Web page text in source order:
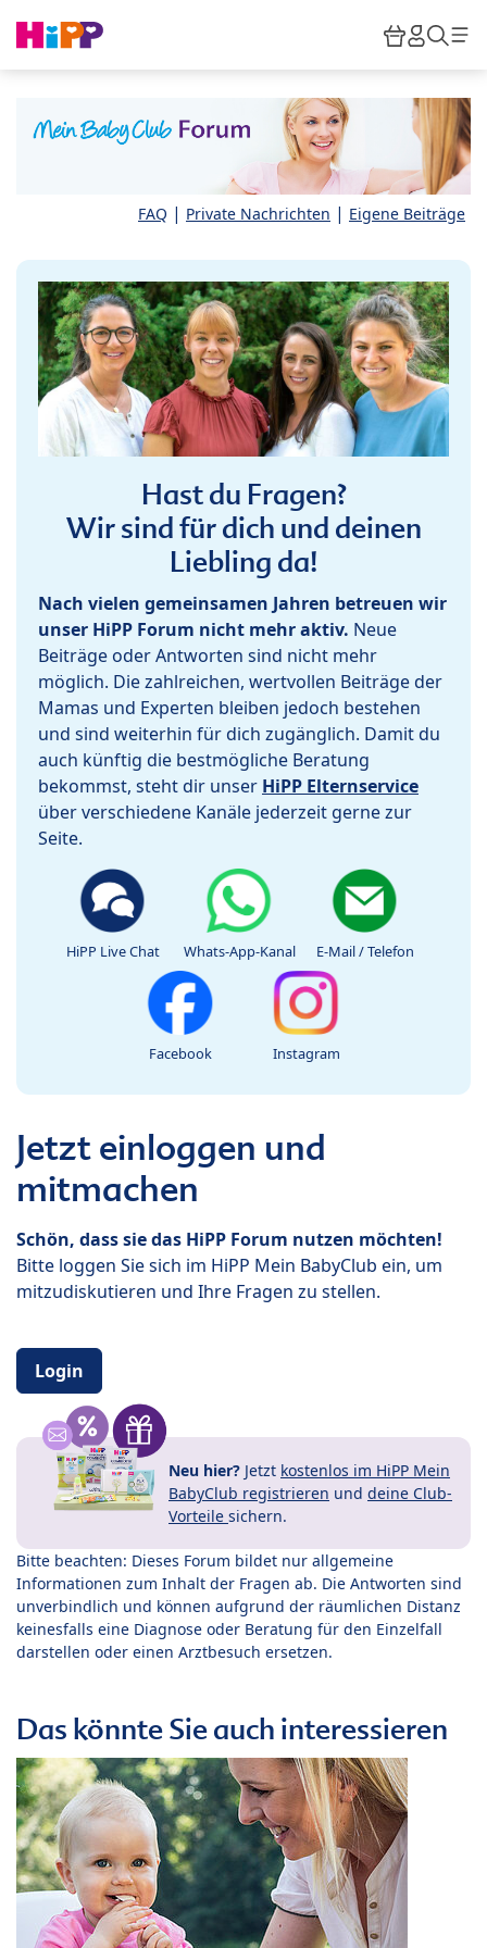
HiPP
FAQ | Private Nachrichten | Eigene Beiträge
Hast du Fragen?
Wir sind für dich und deinen
Liebling da!
Nach vielen gemeinsamen Jahren betreuen wir
unser HiPP Forum nicht mehr aktiv. Neue
Beiträge oder Antworten sind nicht mehr
möglich. Die zahlreichen, wertvollen Beiträge der
Mamas und Experten bleiben jedoch bestehen
und sind weiterhin für dich zugänglich. Damit du
auch künftig die bestmögliche Beratung
bekommst, steht dir unser HiPP Elternservice
über verschiedene Kanäle jederzeit gerne zur
Seite.
HiPP Live Chat Whats-App-Kanal E-Mail / Telefon
Facebook Instagram
Jetzt einloggen und
mitmachen
Schön, dass sie das HiPP Forum nutzen möchten!
Bitte loggen Sie sich im HiPP Mein BabyClub ein, um
mitzudiskutieren und Ihre Fragen zu stellen.
Login
Neu hier? Jetzt kostenlos im HiPP Mein
BabyClub registrieren und deine Club-
Vorteile sichern.
Bitte beachten: Dieses Forum bildet nur allgemeine
Informationen zum Inhalt der Fragen ab. Die Antworten sind
unverbindlich und können aufgrund der räumlichen Distanz
keinesfalls eine Diagnose oder Beratung für den Einzelfall
darstellen oder einen Arztbesuch ersetzen.
Das könnte Sie auch interessieren